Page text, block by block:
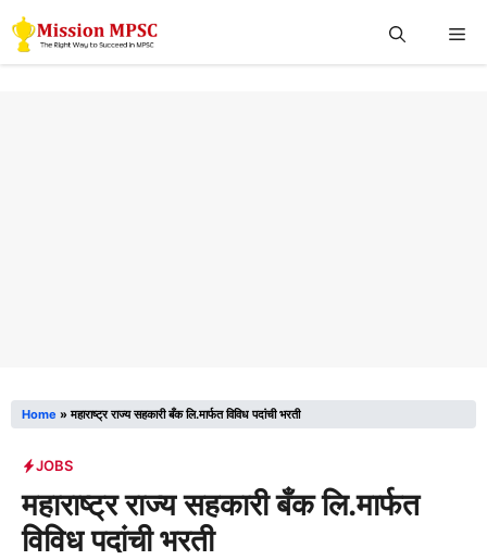
Skip
to
Home »महाराष्ट्र राज्य सहकारी बँक लि.मार्फत विविध पदांची भरती
JOBS
महाराष्ट्र राज्य सहकारी बँक लि.मार्फत
विविध पदांची भरती